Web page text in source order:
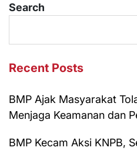
Search
Recent Posts
BMP Ajak Masyarakat
Menjaga Keamanan dan
BMP Kecam Aksi KNPB,